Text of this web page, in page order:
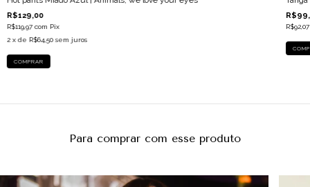
R$129,00
R$119,97com Pix
2 x de R$64,50 sem juros
COMPRAR
Para comprar com esse produto